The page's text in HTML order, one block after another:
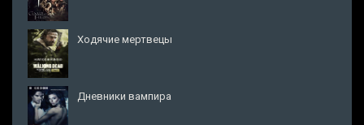
Ходячие мертвецы
Дневники вампира